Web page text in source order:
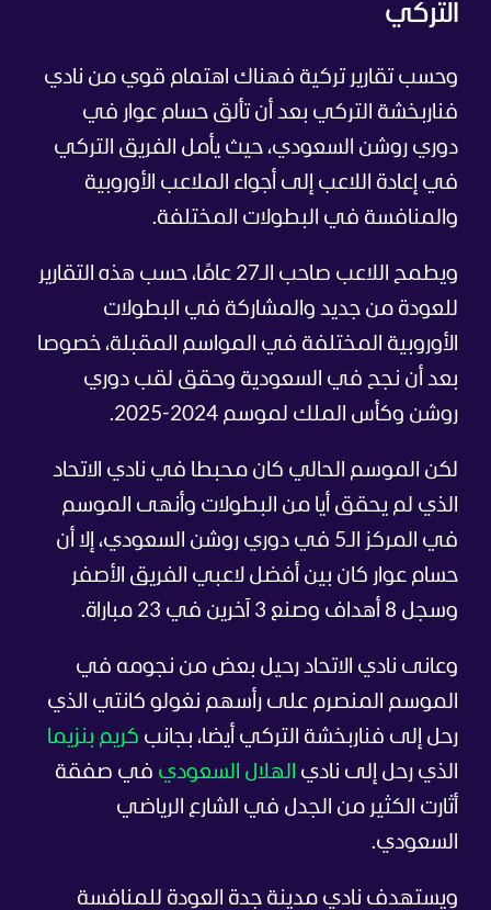
التركي
وحسب تقارير تركية فهناك اهتمام قوي من نادي
فناربخشة التركي بعد أن تألق حسام عوار في
دوري روشن السعودي، حيث يأمل الفريق التركي
في إعادة اللاعب إلى أجواء الملاعب الأوروبية
والمنافسة في البطولات المختلفة.
ويطمح اللاعب صاحب الـ27 عامًا، حسب هذه التقارير
للعودة من جديد والمشاركة في البطولات
الأوروبية المختلفة في المواسم المقبلة، خصوصا
بعد أن نجح في السعودية وحقق لقب دوري
روشن وكأس الملك لموسم 2024-2025.
لكن الموسم الحالي كان محبطا في نادي الاتحاد
الذي لم يحقق أيا من البطولات وأنهى الموسم
في المركز الـ5 في دوري روشن السعودي، إلا أن
حسام عوار كان بين أفضل لاعبي الفريق الأصفر
وسجل 8 أهداف وصنع 3 آخرين في 23 مباراة.
وعانى نادي الاتحاد رحيل بعض من نجومه في
الموسم المنصرم على رأسهم نغولو كانتي الذي
رحل إلى فناربخشة التركي أيضا، بجانب كريم بنزيما
الذي رحل إلى نادي الهلال السعودي في صفقة
أثارت الكثير من الجدل في الشارع الرياضي
السعودي.
ويستهدف نادي مدينة جدة العودة للمنافسة